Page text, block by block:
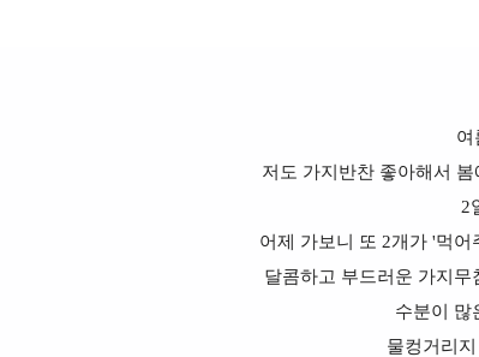
여
저도 가지반찬 좋아해서
2
어제 가보니 또 2개가 '먹
달콤하고 부드러운 가지
수분이 많
물컹거리